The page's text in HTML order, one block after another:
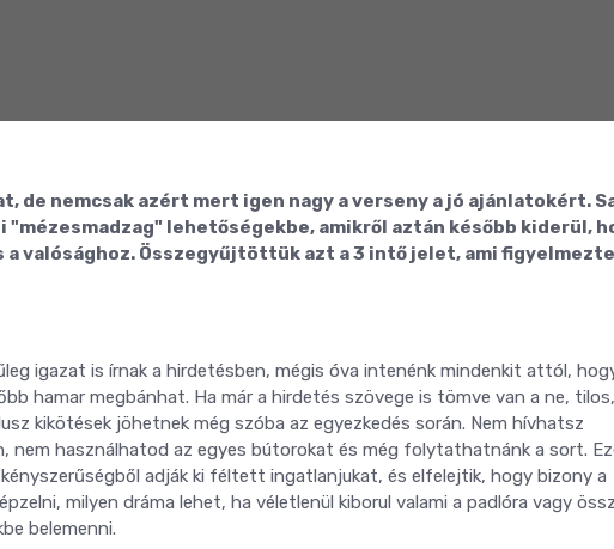
de nemcsak azért mert igen nagy a verseny a jó ajánlatokért.
lehetőségekbe, amikről aztán később kiderül,
valósághoz. Összegyűjtöttük azt a 3 intő jelet, ami
igazat is írnak a hirdetésben, mégis óva intenénk mindenkit attól,
hamar megbánhat. Ha már a hirdetés szövege is tömve van a ne,
kikötések jöhetnek még szóba az egyezkedés során. Nem hívhatsz
nem használhatod az egyes bútorokat és még folytathatnánk a sort.
adják ki féltett ingatlanjukat, és elfelejtik, hogy bizony a
milyen dráma lehet, ha véletlenül kiborul valami a padlóra vagy
belemenni.